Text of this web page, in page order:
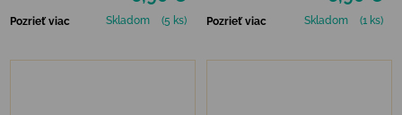
Pozrieť viac Skladom (5 ks) Pozrieť viac Skladom (1 ks)